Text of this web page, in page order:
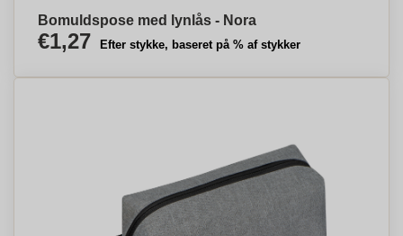
Bomuldspose med lynlås - Nora
€1,27 Efter stykke, baseret på % af stykker